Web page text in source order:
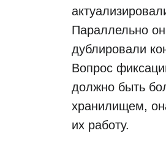
Параллельно
дублировали
Вопрос
должно быть
хранилищем,
их работу.